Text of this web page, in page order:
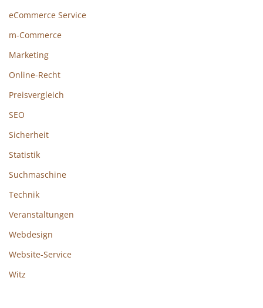
eCommerce Service
m-Commerce
Marketing
Online-Recht
Preisvergleich
SEO
Sicherheit
Statistik
Suchmaschine
Technik
Veranstaltungen
Webdesign
Website-Service
Witz